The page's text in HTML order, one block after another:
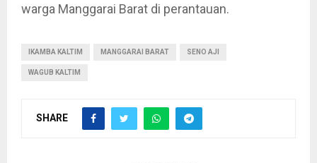
warga Manggarai Barat di perantauan.
IKAMBA KALTIM MANGGARAI BARAT SENO AJI
WAGUB KALTIM
SHARE